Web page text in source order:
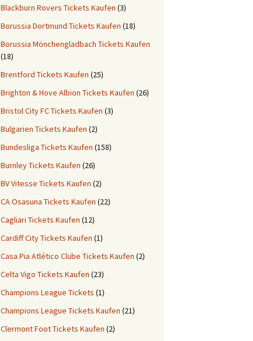
Blackburn Rovers Tickets Kaufen (3)
Borussia Dortmund Tickets Kaufen (18)
Borussia Mönchengladbach Tickets Kaufen
(18)
Brentford Tickets Kaufen (25)
Brighton & Hove Albion Tickets Kaufen (26)
Bristol City FC Tickets Kaufen (3)
Bulgarien Tickets Kaufen (2)
Bundesliga Tickets Kaufen (158)
Burnley Tickets Kaufen (26)
BV Vitesse Tickets Kaufen (2)
CA Osasuna Tickets Kaufen (22)
Cagliari Tickets Kaufen (12)
Cardiff City Tickets Kaufen (1)
Casa Pia Atlético Clube Tickets Kaufen (2)
Celta Vigo Tickets Kaufen (23)
Champions League Tickets (1)
Champions League Tickets Kaufen (21)
Clermont Foot Tickets Kaufen (2)